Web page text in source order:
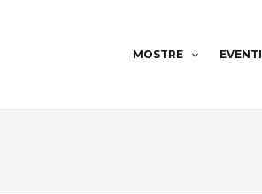
MOSTRE EVENTI